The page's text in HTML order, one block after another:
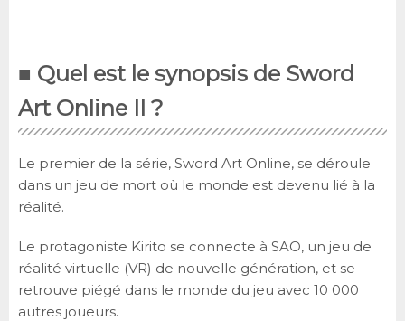
■ Quel est le synopsis de Sword
Art Online II ?
Le premier de la série, Sword Art Online, se déroule
dans un jeu de mort où le monde est devenu lié à la
réalité.
Le protagoniste Kirito se connecte à SAO, un jeu de
réalité virtuelle (VR) de nouvelle génération, et se
retrouve piégé dans le monde du jeu avec 10 000
autres joueurs.